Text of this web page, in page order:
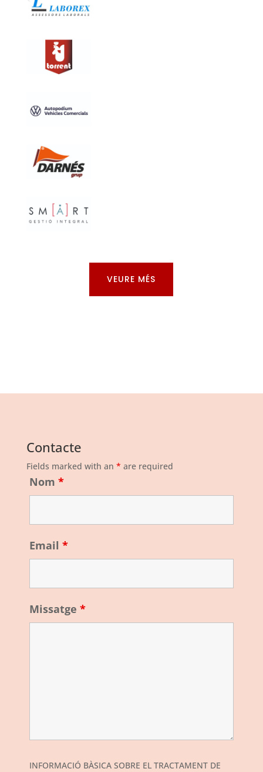
VEURE MÉS
Contacte
Fields marked with an * are required
Nom *
Email *
Missatge *
INFORMACIÓ BÀSICA SOBRE EL TRACTAMENT DE